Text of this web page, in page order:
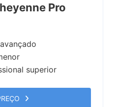
Pro
superior